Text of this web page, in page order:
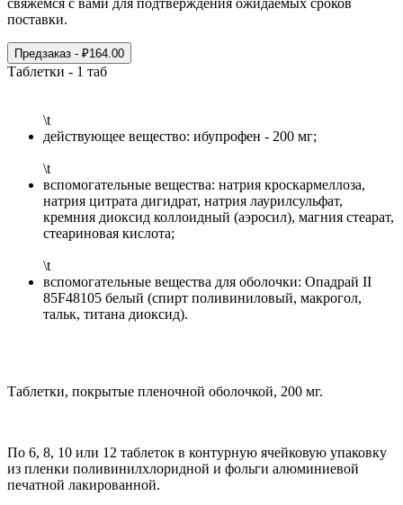
поставки.
Предзаказ - ₽164.00
Таблетки - 1 таб
\t
действующее вещество: ибупрофен - 200 мг;
\t
вспомогательные вещества: натрия кроскармеллоза,
натрия цитрата дигидрат, натрия лаурилсульфат,
кремния диоксид коллоидный (аэросил), магния стеарат,
стеариновая кислота;
\t
вспомогательные вещества для оболочки: Опадрай II
85F48105 белый (спирт поливиниловый, макрогол,
тальк, титана диоксид).
Таблетки, покрытые пленочной оболочкой, 200 мг.
По 6, 8, 10 или 12 таблеток в контурную ячейковую упаковку
из пленки поливинилхлоридной и фольги алюминиевой
печатной лакированной.